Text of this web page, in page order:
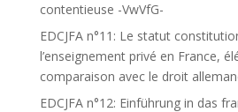
contentieuse -VwVfG-
EDCJFA n°11: Le statut
l’enseignement privé en France,
comparaison avec le droit
EDCJFA n°12: Einführung in das